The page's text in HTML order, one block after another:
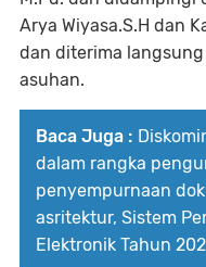
Arya Wiyasa.S.H dan
dan diterima
asuhan.
Baca Juga :
dalam rangka
penyempurnaan
asritektur, Sistem
Elektronik Tahun